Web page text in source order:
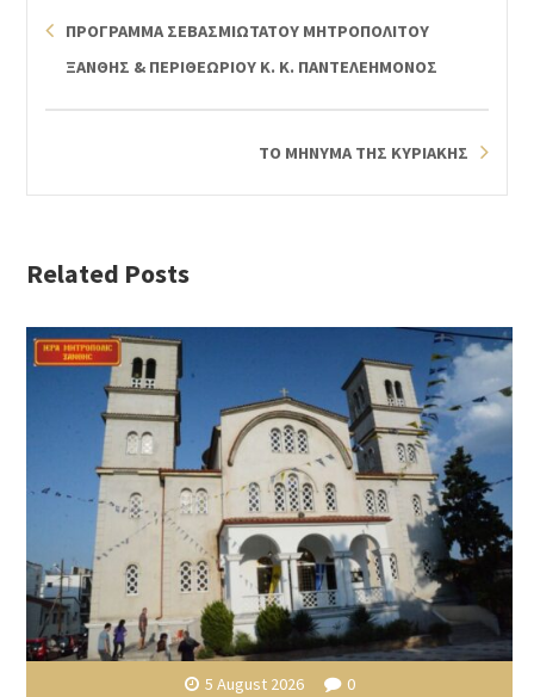
ΠΡΟΓΡΑΜΜΑ ΣΕΒΑΣΜΙΩΤΑΤΟΥ ΜΗΤΡΟΠΟΛΙΤΟΥ
ΞΑΝΘΗΣ & ΠΕΡΙΘΕΩΡΙΟΥ Κ. Κ. ΠΑΝΤΕΛΕΗΜΟΝΟΣ
ΤΟ ΜΗΝΥΜΑ ΤΗΣ ΚΥΡΙΑΚΗΣ
Related Posts
5 August 2026 0